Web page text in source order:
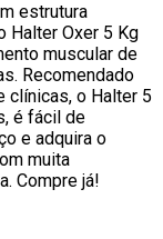
estrutura
Halter Oxer 5 Kg
muscular de
Recomendado
clínicas, o Halter 5
é fácil de
e adquira o
muita
Compre já!